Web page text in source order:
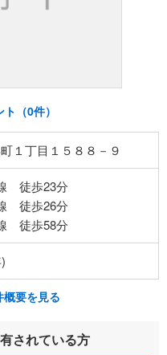
ト（0件）
１丁目１５８８－９
徒歩23分
徒歩26分
徒歩58分
概要を見る
されている方